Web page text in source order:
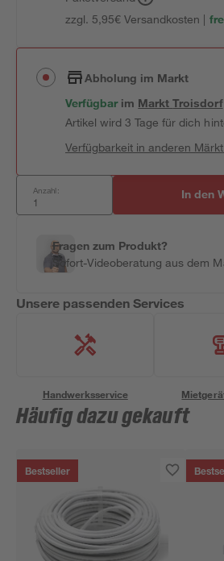
zzgl. 5,95€ Versandkosten |
Abholung im Markt
Verfügbar im MarktTroisdorf
Artikel wird 3 Tage für dich
Verfügbarkeit in anderen
Anzahl: In den
Fragen zum Produkt?
Sofort-Videoberatung aus dem
Unsere passenden Services
Handwerksservice
Häufig dazu gekauft
Bestseller